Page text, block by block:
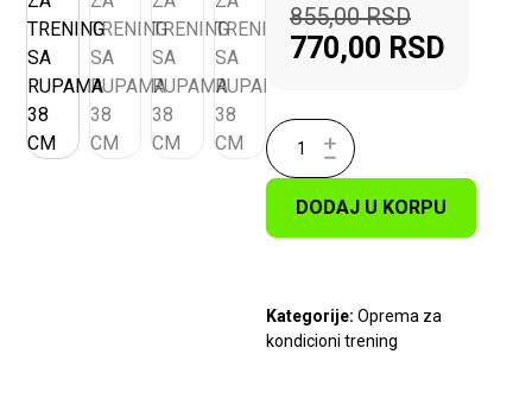
855,00RSD
770,00 RSD
DODAJ U KORPU
Kategorije: Oprema za
kondicioni trening